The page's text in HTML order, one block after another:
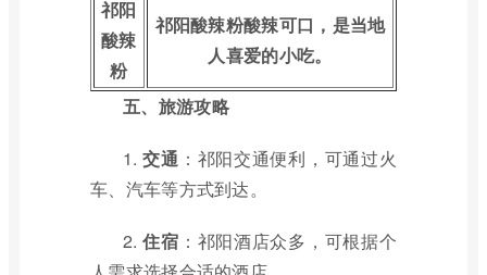
祁阳
酸辣
粉
祁阳酸辣粉酸辣可口，是当地
人喜爱的小吃。
五、旅游攻略
1.交通 ：祁阳交通便利，可通过火
车、汽车等方式到达。
2.住宿 ：祁阳酒店众多，可根据个